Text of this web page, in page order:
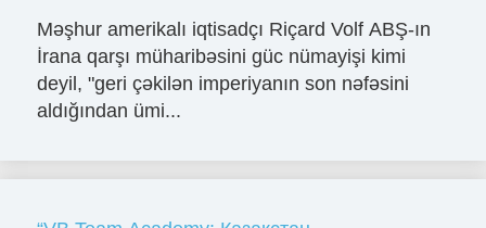
Məşhur amerikalı iqtisadçı Riçard Volf ABŞ-ın
İrana qarşı müharibəsini güc nümayişi kimi
deyil, "geri çəkilən imperiyanın son nəfəsini
aldığından ümi...